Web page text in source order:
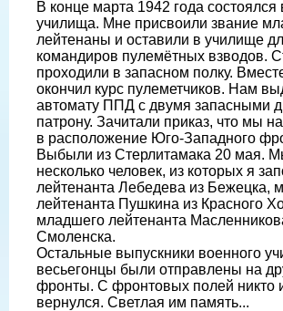
В конце марта 1942 года состоялся
училища. Мне присвоили звание
лейтенаны и оставили в училище
командиров пулемётных взводов.
проходили в запасном полку.
окончил курс пулеметчиков. Нам
автомату ППД с двумя запасными
патрону. Зачитали приказ, что мы
в расположение Юго-Западного
Выбыли из Стерлитамака 20 мая.
несколько человек, из которых я
лейтенанта Лебедева из Бежецка,
лейтенанта Пушкина из Красного
младшего лейтенанта
Смоленска.
Остальные выпускники военного
весьегонцы были отправлены на
фронты. С фронтовых полей никто
вернулся. Светлая им память...